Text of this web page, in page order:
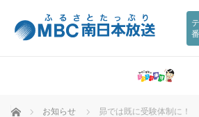
ホーム お知らせ 昴では既に受験体制に！